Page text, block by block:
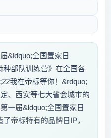
&ldquo;全国置家日
种部队训练营》在全国各
我在帝标等你！&rdquo;
、西安等七大省会城市的
一届&ldquo;全国置家日
帝标特有的品牌日IP，